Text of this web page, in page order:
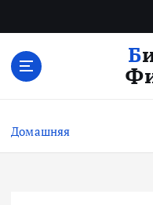
с
Бизнес и
Домашняя